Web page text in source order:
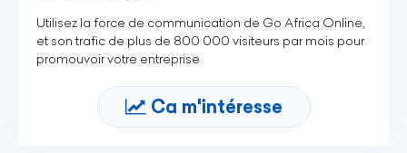
Utilisez la force de communication de Go Africa Online,
et son trafic de plus de 800 000 visiteurs par mois pour
promouvoir votre entreprise
Ca m'intéresse